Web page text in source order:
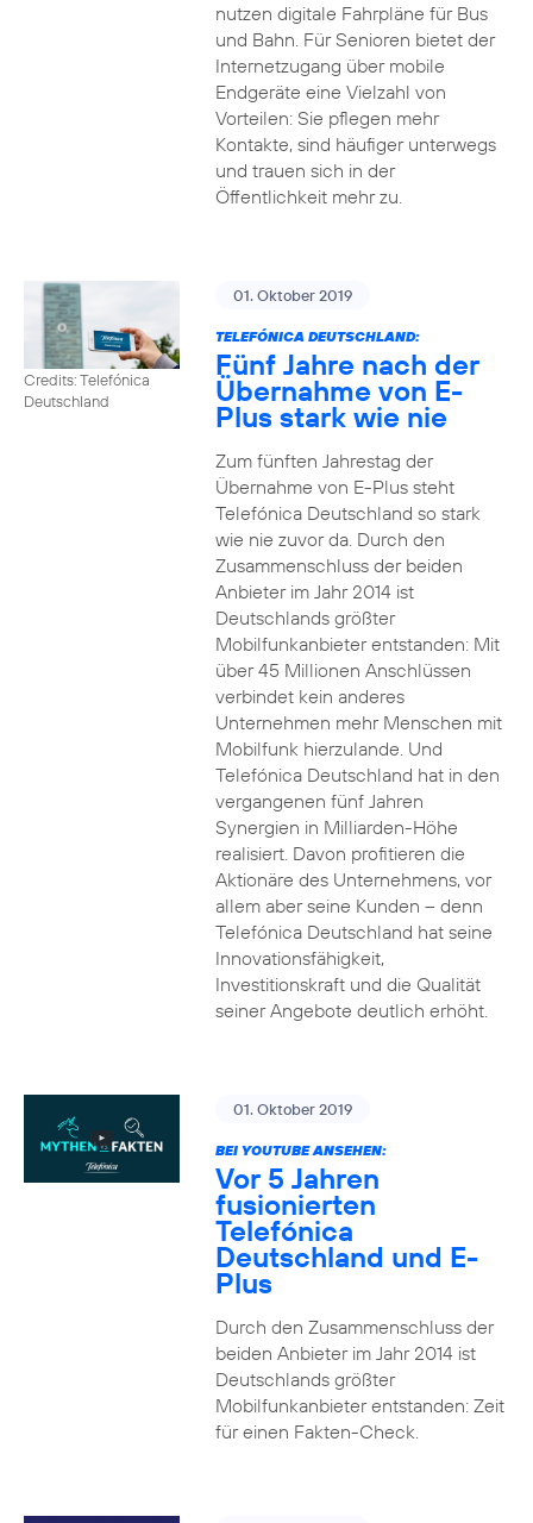
nutzen digitale Fahrpläne für Bus
und Bahn. Für Senioren bietet der
Internetzugang über mobile
Endgeräte eine Vielzahl von
Vorteilen: Sie pflegen mehr
Kontakte, sind häufiger unterwegs
und trauen sich in der
Öffentlichkeit mehr zu.
Credits: Telefónica
Deutschland
01. Oktober 2019
TELEFÓNICA DEUTSCHLAND:
Fünf Jahre nach der
Übernahme von E-
Plus stark wie nie
Zum fünften Jahrestag der
Übernahme von E-Plus steht
Telefónica Deutschland so stark
wie nie zuvor da. Durch den
Zusammenschluss der beiden
Anbieter im Jahr 2014 ist
Deutschlands größter
Mobilfunkanbieter entstanden: Mit
über 45 Millionen Anschlüssen
verbindet kein anderes
Unternehmen mehr Menschen mit
Mobilfunk hierzulande. Und
Telefónica Deutschland hat in den
vergangenen fünf Jahren
Synergien in Milliarden-Höhe
realisiert. Davon profitieren die
Aktionäre des Unternehmens, vor
allem aber seine Kunden – denn
Telefónica Deutschland hat seine
Innovationsfähigkeit,
Investitionskraft und die Qualität
seiner Angebote deutlich erhöht.
01. Oktober 2019
BEI YOUTUBE ANSEHEN:
Vor 5 Jahren
fusionierten
Telefónica
Deutschland und E-
Plus
Durch den Zusammenschluss der
beiden Anbieter im Jahr 2014 ist
Deutschlands größter
Mobilfunkanbieter entstanden: Zeit
für einen Fakten-Check.